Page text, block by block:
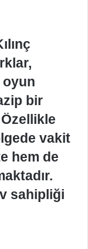
oyun
bir
vakit
hem de
sahipliği